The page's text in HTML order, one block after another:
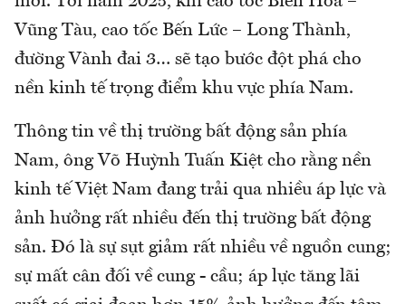
Vũng Tàu, cao tốc Bến Lức – Long Thành,
đường Vành đai 3… sẽ tạo bước đột phá cho
nền kinh tế trọng điểm khu vực phía Nam.
Thông tin về thị trường bất động sản phía
Nam, ông Võ Huỳnh Tuấn Kiệt cho rằng nền
kinh tế Việt Nam đang trải qua nhiều áp lực và
ảnh hưởng rất nhiều đến thị trường bất động
sản. Đó là sự sụt giảm rất nhiều về nguồn cung;
sự mất cân đối về cung - cầu; áp lực tăng lãi